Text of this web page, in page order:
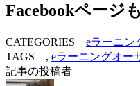
Facebookページ
CATEGORIES eラーニン
TAGS , eラーニングオー
記事の投稿者